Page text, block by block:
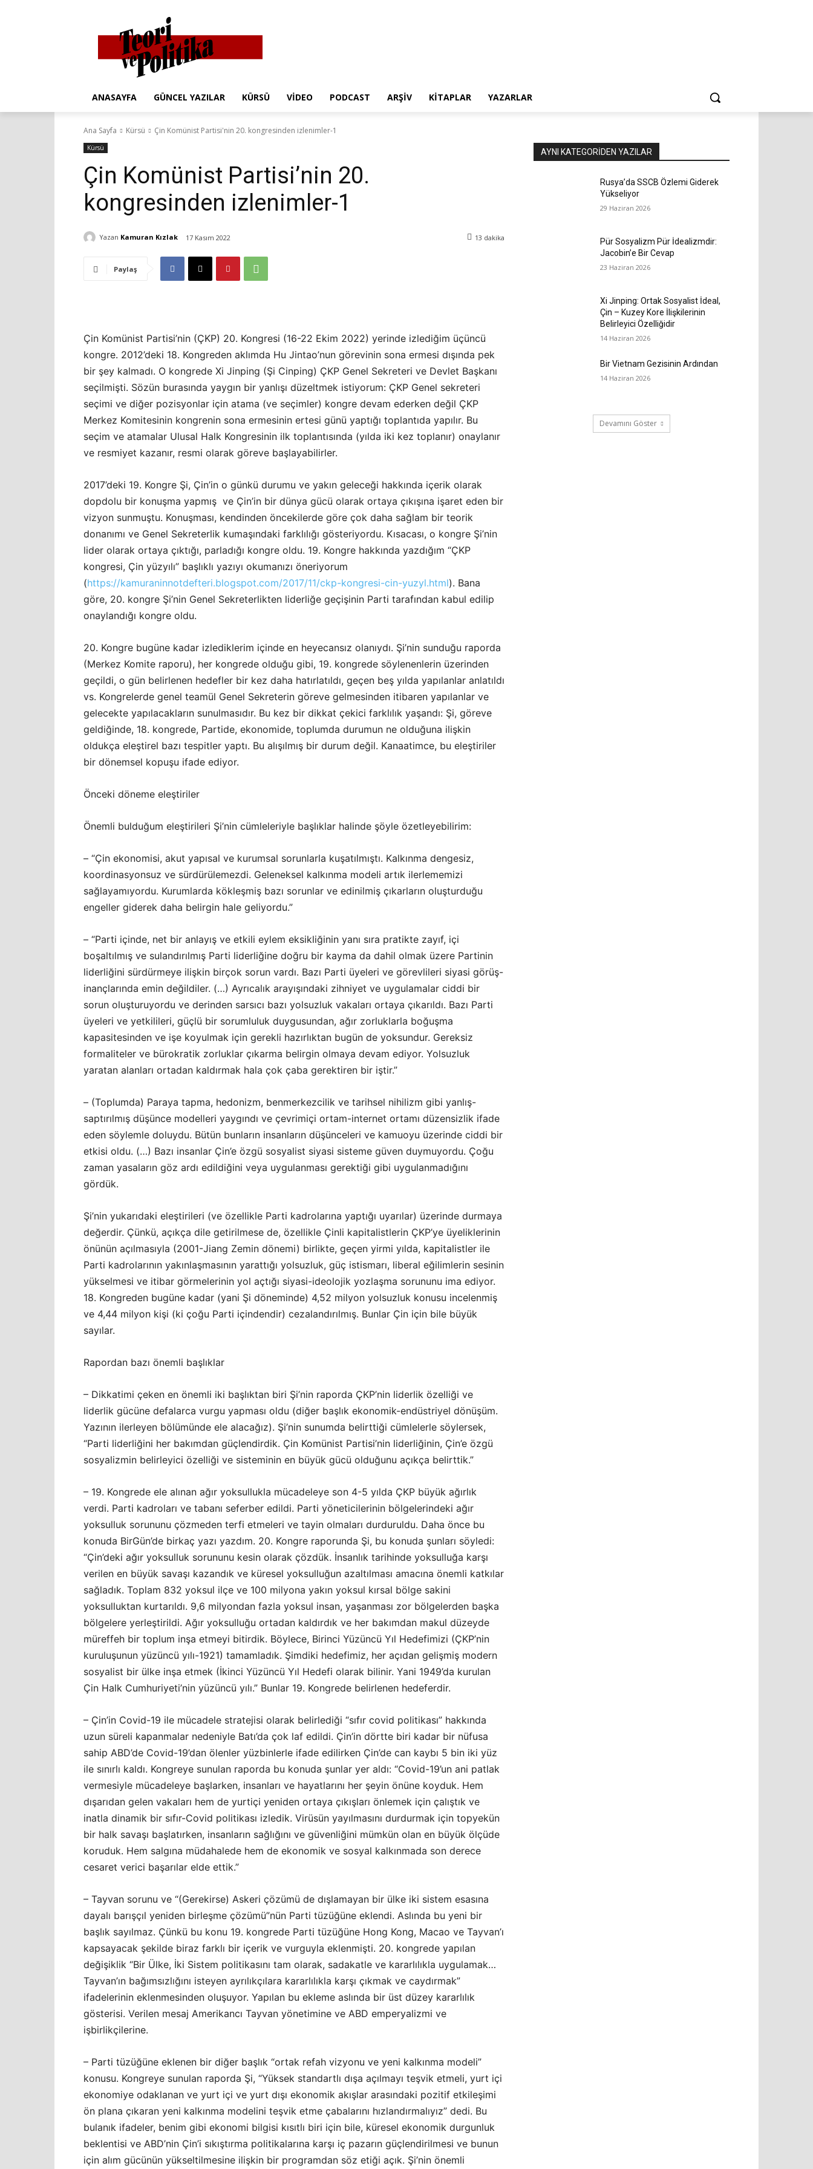
ANASAYFA GÜNCEL YAZILAR KÜRSÜ VIDEO PODCAST ARŞIV KITAPLAR YAZARLAR
Ana Sayfa Kürsü Çin Komünist Partisi'nin 20. kongresinden izlenimler-1
Kürsü
Çin Komünist Partisi’nin 20.
kongresinden izlenimler-1
Yazan Kamuran Kızlak 17 Kasım 2022 13 dakika
Paylaş
Çin Komünist Partisi’nin (ÇKP) 20. Kongresi (16-22 Ekim 2022) yerinde izlediğim üçüncü
kongre. 2012’deki 18. Kongreden aklımda Hu Jintao’nun görevinin sona ermesi dışında pek
bir şey kalmadı. O kongrede Xi Jinping (Şi Cinping) ÇKP Genel Sekreteri ve Devlet Başkanı
seçilmişti. Sözün burasında yaygın bir yanlışı düzeltmek istiyorum: ÇKP Genel sekreteri
seçimi ve diğer pozisyonlar için atama (ve seçimler) kongre devam ederken değil ÇKP
Merkez Komitesinin kongrenin sona ermesinin ertesi günü yaptığı toplantıda yapılır. Bu
seçim ve atamalar Ulusal Halk Kongresinin ilk toplantısında (yılda iki kez toplanır) onaylanır
ve resmiyet kazanır, resmi olarak göreve başlayabilirler.
2017’deki 19. Kongre Şi, Çin’in o günkü durumu ve yakın geleceği hakkında içerik olarak
dopdolu bir konuşma yapmış ve Çin’in bir dünya gücü olarak ortaya çıkışına işaret eden bir
vizyon sunmuştu. Konuşması, kendinden öncekilerde göre çok daha sağlam bir teorik
donanımı ve Genel Sekreterlik kumaşındaki farklılığı gösteriyordu. Kısacası, o kongre Şi’nin
lider olarak ortaya çıktığı, parladığı kongre oldu. 19. Kongre hakkında yazdığım “ÇKP
kongresi, Çin yüzyılı” başlıklı yazıyı okumanızı öneriyorum
(https://kamuraninnotdefteri.blogspot.com/2017/11/ckp-kongresi-cin-yuzyl.html). Bana
göre, 20. kongre Şi’nin Genel Sekreterlikten liderliğe geçişinin Parti tarafından kabul edilip
onaylandığı kongre oldu.
20. Kongre bugüne kadar izlediklerim içinde en heyecansız olanıydı. Şi’nin sunduğu raporda
(Merkez Komite raporu), her kongrede olduğu gibi, 19. kongrede söylenenlerin üzerinden
geçildi, o gün belirlenen hedefler bir kez daha hatırlatıldı, geçen beş yılda yapılanlar anlatıldı
vs. Kongrelerde genel teamül Genel Sekreterin göreve gelmesinden itibaren yapılanlar ve
gelecekte yapılacakların sunulmasıdır. Bu kez bir dikkat çekici farklılık yaşandı: Şi, göreve
geldiğinde, 18. kongrede, Partide, ekonomide, toplumda durumun ne olduğuna ilişkin
oldukça eleştirel bazı tespitler yaptı. Bu alışılmış bir durum değil. Kanaatimce, bu eleştiriler
bir dönemsel kopuşu ifade ediyor.
Önceki döneme eleştiriler
Önemli bulduğum eleştirileri Şi’nin cümleleriyle başlıklar halinde şöyle özetleyebilirim:
– “Çin ekonomisi, akut yapısal ve kurumsal sorunlarla kuşatılmıştı. Kalkınma dengesiz,
koordinasyonsuz ve sürdürülemezdi. Geleneksel kalkınma modeli artık ilerlememizi
sağlayamıyordu. Kurumlarda kökleşmiş bazı sorunlar ve edinilmiş çıkarların oluşturduğu
engeller giderek daha belirgin hale geliyordu.”
– “Parti içinde, net bir anlayış ve etkili eylem eksikliğinin yanı sıra pratikte zayıf, içi
boşaltılmış ve sulandırılmış Parti liderliğine doğru bir kayma da dahil olmak üzere Partinin
liderliğini sürdürmeye ilişkin birçok sorun vardı. Bazı Parti üyeleri ve görevlileri siyasi görüş-
inançlarında emin değildiler. (…) Ayrıcalık arayışındaki zihniyet ve uygulamalar ciddi bir
sorun oluşturuyordu ve derinden sarsıcı bazı yolsuzluk vakaları ortaya çıkarıldı. Bazı Parti
üyeleri ve yetkilileri, güçlü bir sorumluluk duygusundan, ağır zorluklarla boğuşma
kapasitesinden ve işe koyulmak için gerekli hazırlıktan bugün de yoksundur. Gereksiz
formaliteler ve bürokratik zorluklar çıkarma belirgin olmaya devam ediyor. Yolsuzluk
yaratan alanları ortadan kaldırmak hala çok çaba gerektiren bir iştir.”
– (Toplumda) Paraya tapma, hedonizm, benmerkezcilik ve tarihsel nihilizm gibi yanlış-
saptırılmış düşünce modelleri yaygındı ve çevrimiçi ortam-internet ortamı düzensizlik ifade
eden söylemle doluydu. Bütün bunların insanların düşünceleri ve kamuoyu üzerinde ciddi bir
etkisi oldu. (…) Bazı insanlar Çin’e özgü sosyalist siyasi sisteme güven duymuyordu. Çoğu
zaman yasaların göz ardı edildiğini veya uygulanması gerektiği gibi uygulanmadığını
gördük.
Şi’nin yukarıdaki eleştirileri (ve özellikle Parti kadrolarına yaptığı uyarılar) üzerinde durmaya
değerdir. Çünkü, açıkça dile getirilmese de, özellikle Çinli kapitalistlerin ÇKP’ye üyeliklerinin
önünün açılmasıyla (2001-Jiang Zemin dönemi) birlikte, geçen yirmi yılda, kapitalistler ile
Parti kadrolarının yakınlaşmasının yarattığı yolsuzluk, güç istismarı, liberal eğilimlerin sesinin
yükselmesi ve itibar görmelerinin yol açtığı siyasi-ideolojik yozlaşma sorununu ima ediyor.
18. Kongreden bugüne kadar (yani Şi döneminde) 4,52 milyon yolsuzluk konusu incelenmiş
ve 4,44 milyon kişi (ki çoğu Parti içindendir) cezalandırılmış. Bunlar Çin için bile büyük
sayılar.
Rapordan bazı önemli başlıklar
– Dikkatimi çeken en önemli iki başlıktan biri Şi’nin raporda ÇKP’nin liderlik özelliği ve
liderlik gücüne defalarca vurgu yapması oldu (diğer başlık ekonomik-endüstriyel dönüşüm.
Yazının ilerleyen bölümünde ele alacağız). Şi’nin sunumda belirttiği cümlelerle söylersek,
“Parti liderliğini her bakımdan güçlendirdik. Çin Komünist Partisi’nin liderliğinin, Çin’e özgü
sosyalizmin belirleyici özelliği ve sisteminin en büyük gücü olduğunu açıkça belirttik.”
– 19. Kongrede ele alınan ağır yoksullukla mücadeleye son 4-5 yılda ÇKP büyük ağırlık
verdi. Parti kadroları ve tabanı seferber edildi. Parti yöneticilerinin bölgelerindeki ağır
yoksulluk sorununu çözmeden terfi etmeleri ve tayin olmaları durduruldu. Daha önce bu
konuda BirGün’de birkaç yazı yazdım. 20. Kongre raporunda Şi, bu konuda şunları söyledi:
“Çin’deki ağır yoksulluk sorununu kesin olarak çözdük. İnsanlık tarihinde yoksulluğa karşı
verilen en büyük savaşı kazandık ve küresel yoksulluğun azaltılması amacına önemli katkılar
sağladık. Toplam 832 yoksul ilçe ve 100 milyona yakın yoksul kırsal bölge sakini
yoksulluktan kurtarıldı. 9,6 milyondan fazla yoksul insan, yaşanması zor bölgelerden başka
bölgelere yerleştirildi. Ağır yoksulluğu ortadan kaldırdık ve her bakımdan makul düzeyde
müreffeh bir toplum inşa etmeyi bitirdik. Böylece, Birinci Yüzüncü Yıl Hedefimizi (ÇKP’nin
kuruluşunun yüzüncü yılı-1921) tamamladık. Şimdiki hedefimiz, her açıdan gelişmiş modern
sosyalist bir ülke inşa etmek (İkinci Yüzüncü Yıl Hedefi olarak bilinir. Yani 1949’da kurulan
Çin Halk Cumhuriyeti’nin yüzüncü yılı.” Bunlar 19. Kongrede belirlenen hedeferdir.
– Çin’in Covid-19 ile mücadele stratejisi olarak belirlediği “sıfır covid politikası” hakkında
uzun süreli kapanmalar nedeniyle Batı’da çok laf edildi. Çin’in dörtte biri kadar bir nüfusa
sahip ABD’de Covid-19’dan ölenler yüzbinlerle ifade edilirken Çin’de can kaybı 5 bin iki yüz
ile sınırlı kaldı. Kongreye sunulan raporda bu konuda şunlar yer aldı: “Covid-19’un ani patlak
vermesiyle mücadeleye başlarken, insanları ve hayatlarını her şeyin önüne koyduk. Hem
dışarıdan gelen vakaları hem de yurtiçi yeniden ortaya çıkışları önlemek için çalıştık ve
inatla dinamik bir sıfır-Covid politikası izledik. Virüsün yayılmasını durdurmak için topyekün
bir halk savaşı başlatırken, insanların sağlığını ve güvenliğini mümkün olan en büyük ölçüde
koruduk. Hem salgına müdahalede hem de ekonomik ve sosyal kalkınmada son derece
cesaret verici başarılar elde ettik.”
– Tayvan sorunu ve “(Gerekirse) Askeri çözümü de dışlamayan bir ülke iki sistem esasına
dayalı barışçıl yeniden birleşme çözümü”nün Parti tüzüğüne eklendi. Aslında bu yeni bir
başlık sayılmaz. Çünkü bu konu 19. kongrede Parti tüzüğüne Hong Kong, Macao ve Tayvan’ı
kapsayacak şekilde biraz farklı bir içerik ve vurguyla eklenmişti. 20. kongrede yapılan
değişiklik “Bir Ülke, İki Sistem politikasını tam olarak, sadakatle ve kararlılıkla uygulamak…
Tayvan’ın bağımsızlığını isteyen ayrılıkçılara kararlılıkla karşı çıkmak ve caydırmak”
ifadelerinin eklenmesinden oluşuyor. Yapılan bu ekleme aslında bir üst düzey kararlılık
gösterisi. Verilen mesaj Amerikancı Tayvan yönetimine ve ABD emperyalizmi ve
işbirlikçilerine.
– Parti tüzüğüne eklenen bir diğer başlık “ortak refah vizyonu ve yeni kalkınma modeli”
konusu. Kongreye sunulan raporda Şi, “Yüksek standartlı dışa açılmayı teşvik etmeli, yurt içi
ekonomiye odaklanan ve yurt içi ve yurt dışı ekonomik akışlar arasındaki pozitif etkileşimi
ön plana çıkaran yeni kalkınma modelini teşvik etme çabalarını hızlandırmalıyız” dedi. Bu
bulanık ifadeler, benim gibi ekonomi bilgisi kısıtlı biri için bile, küresel ekonomik durgunluk
beklentisi ve ABD’nin Çin’i sıkıştırma politikalarına karşı iç pazarın güçlendirilmesi ve bunun
için alım gücünün yükseltilmesine ilişkin bir programdan söz etiği açık. Şi’nin önemli
AYNI KATEGORIDEN YAZILAR
Rusya’da SSCB Özlemi Giderek
Yükseliyor
29 Haziran 2026
Pür Sosyalizm Pür İdealizmdir:
Jacobin’e Bir Cevap
23 Haziran 2026
Xi Jinping: Ortak Sosyalist İdeal,
Çin – Kuzey Kore İlişkilerinin
Belirleyici Özelliğidir
14 Haziran 2026
Bir Vietnam Gezisinin Ardından
14 Haziran 2026
Devamını Göster